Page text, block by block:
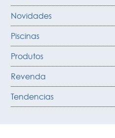
Novidades
Piscinas
Produtos
Revenda
Tendencias